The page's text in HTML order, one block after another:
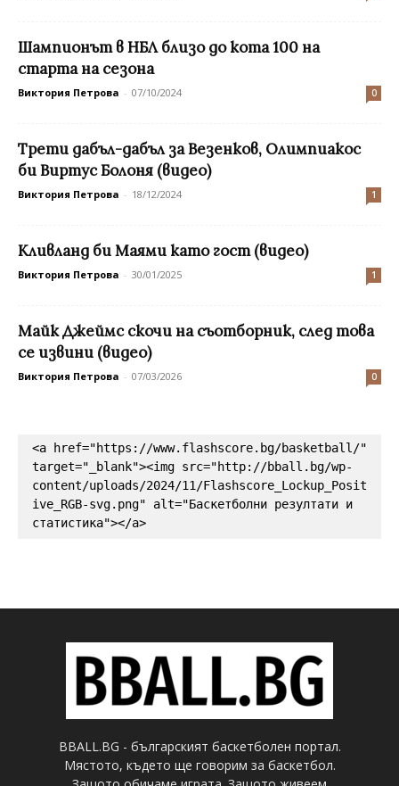
Шампионът в НБЛ близо до кота 100 на
старта на сезона
Виктория Петрова - 07/10/2024 0
Трети дабъл-дабъл за Везенков, Олимпиакос
би Виртус Болоня (видео)
Виктория Петрова - 18/12/2024 1
Кливланд би Маями като гост (видео)
Виктория Петрова - 30/01/2025 1
Майк Джеймс скочи на съотборник, след това
се извини (видео)
Виктория Петрова - 07/03/2026 0
<a href="https://www.flashscore.bg/basketball/"
target="_blank"><img src="http://bball.bg/wp-
content/uploads/2024/11/Flashscore_Lockup_Posit
ive_RGB-svg.png" alt="Баскетболни резултати и
статистика"></a>
BBALL.BG - българският баскетболен портал.
Мястото, където ще говорим за баскетбол.